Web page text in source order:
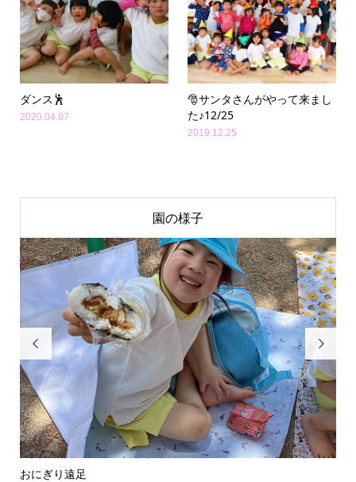
ダンス🕺
2020.04.07
🎅サンタさんがやって来まし
た♪12/25
2019.12.25
園の様子

おにぎり遠足
